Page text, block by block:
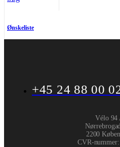
Ønskeliste
+45 24 88 00
Vélo 94
2200
CVR-nummer: